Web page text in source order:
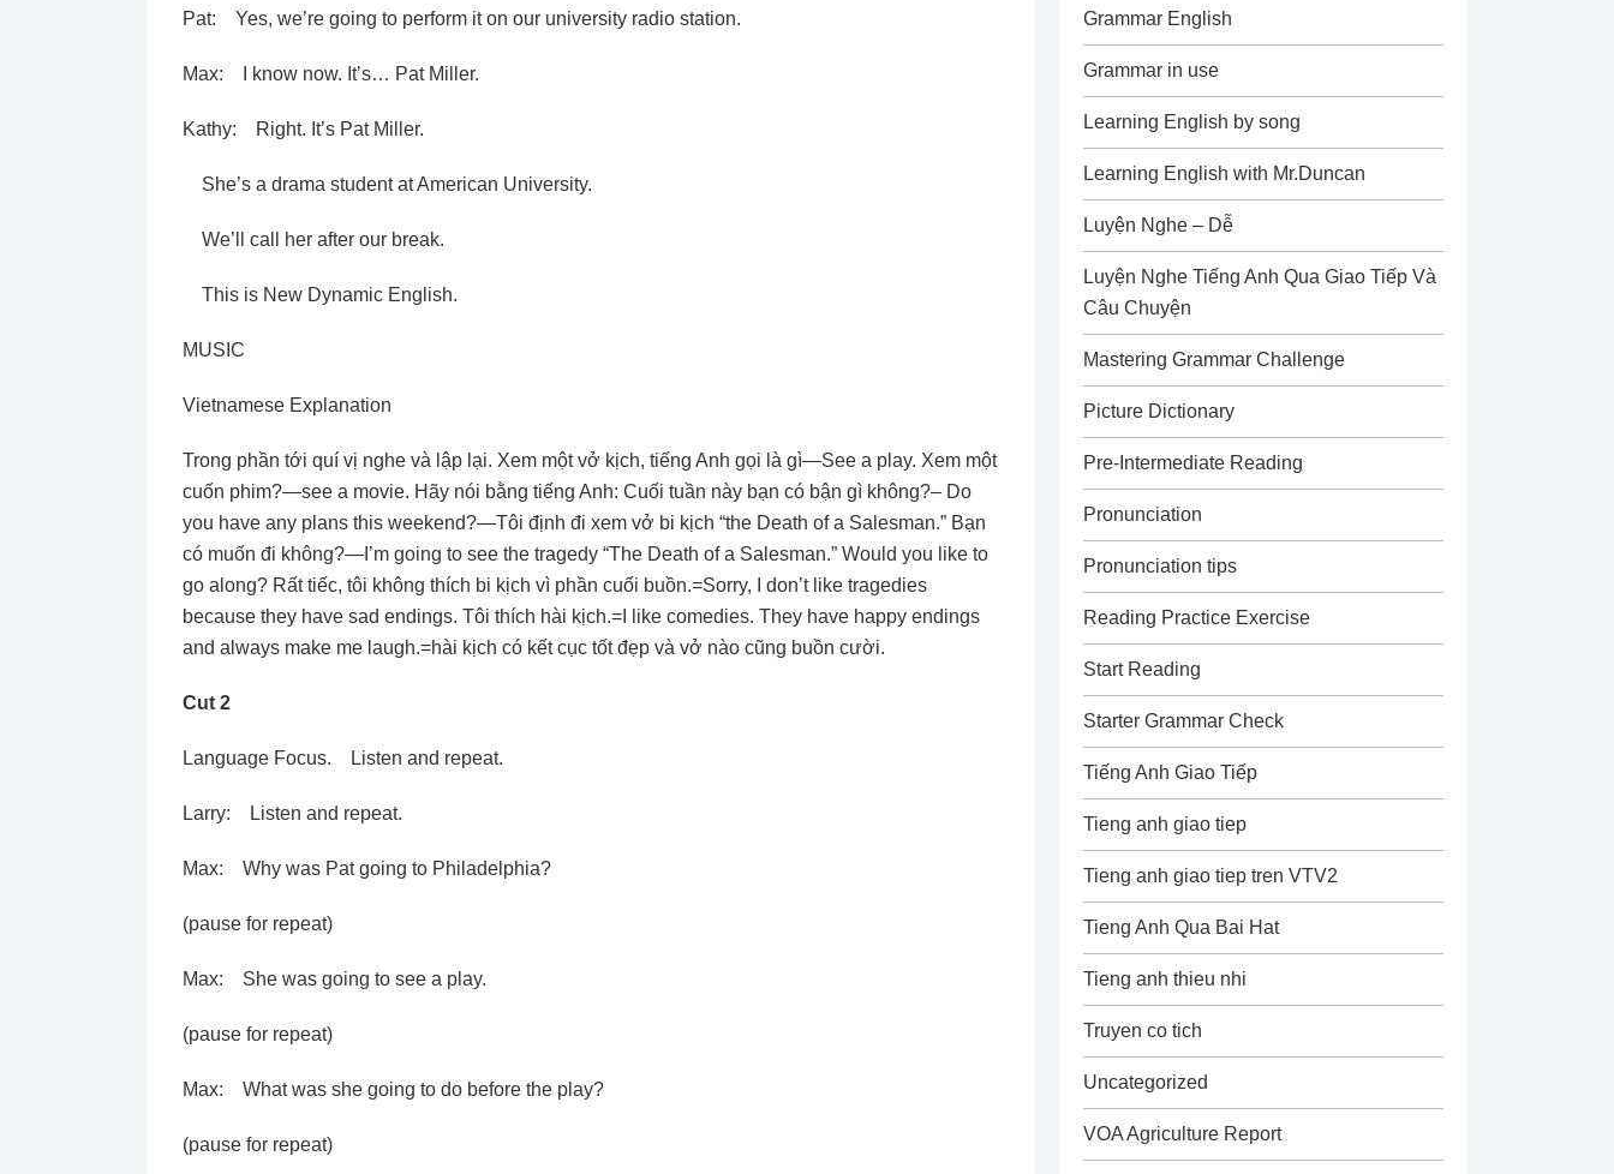
Pat: Yes, we’re going to perform it on our university radio station.
Max: I know now. It’s… Pat Miller.
Kathy: Right. It’s Pat Miller.
She’s a drama student at American University.
We’ll call her after our break.
This is New Dynamic English.
MUSIC
Vietnamese Explanation
Trong phần tới quí vị nghe và lập lại. Xem một vở kịch, tiếng Anh gọi là gì—See a play. Xem một
cuốn phim?—see a movie. Hãy nói bằng tiếng Anh: Cuối tuần này bạn có bận gì không?– Do
you have any plans this weekend?—Tôi định đi xem vở bi kịch “the Death of a Salesman.” Bạn
có muốn đi không?—I’m going to see the tragedy “The Death of a Salesman.” Would you like to
go along? Rất tiếc, tôi không thích bi kịch vì phần cuối buồn.=Sorry, I don’t like tragedies
because they have sad endings. Tôi thích hài kịch.=I like comedies. They have happy endings
and always make me laugh.=hài kịch có kết cục tốt đẹp và vở nào cũng buồn cười.
Cut 2
Language Focus. Listen and repeat.
Larry: Listen and repeat.
Max: Why was Pat going to Philadelphia?
(pause for repeat)
Max: She was going to see a play.
(pause for repeat)
Max: What was she going to do before the play?
(pause for repeat)
Grammar English
Grammar in use
Learning English by song
Learning English with Mr.Duncan
Luyện Nghe – Dễ
Luyện Nghe Tiếng Anh Qua Giao Tiếp Và
Câu Chuyện
Mastering Grammar Challenge
Picture Dictionary
Pre-Intermediate Reading
Pronunciation
Pronunciation tips
Reading Practice Exercise
Start Reading
Starter Grammar Check
Tiếng Anh Giao Tiếp
Tieng anh giao tiep
Tieng anh giao tiep tren VTV2
Tieng Anh Qua Bai Hat
Tieng anh thieu nhi
Truyen co tich
Uncategorized
VOA Agriculture Report